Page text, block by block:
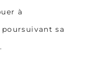
à
sa